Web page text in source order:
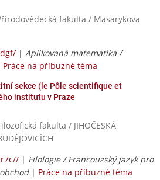
fakulta / Masarykova
| Aplikovaná matematika /
Práce na příbuzné téma
sekce (le Pôle scientifique et
institutu v Praze
fakulta / JIHOČESKÁ
| Filologie / Francouzský jazyk pro
| Práce na příbuzné téma